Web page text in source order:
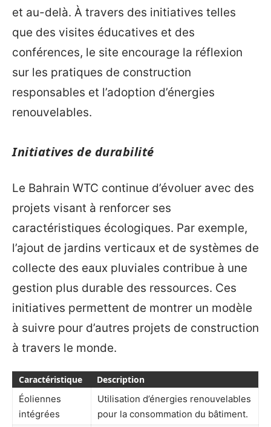
et au-delà. À travers des initiatives telles
que des visites éducatives et des
conférences, le site encourage la réflexion
sur les pratiques de construction
responsables et l’adoption d’énergies
renouvelables.
Initiatives de durabilité
Le Bahrain WTC continue d’évoluer avec des
projets visant à renforcer ses
caractéristiques écologiques. Par exemple,
l’ajout de jardins verticaux et de systèmes de
collecte des eaux pluviales contribue à une
gestion plus durable des ressources. Ces
initiatives permettent de montrer un modèle
à suivre pour d’autres projets de construction
à travers le monde.
Caractéristique
Description
Éoliennes
intégrées
Utilisation d’énergies renouvelables
pour la consommation du bâtiment.